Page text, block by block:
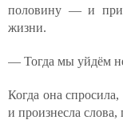
половину — и
жизни.
— Тогда мы уйдём
Когда она
и произнесла